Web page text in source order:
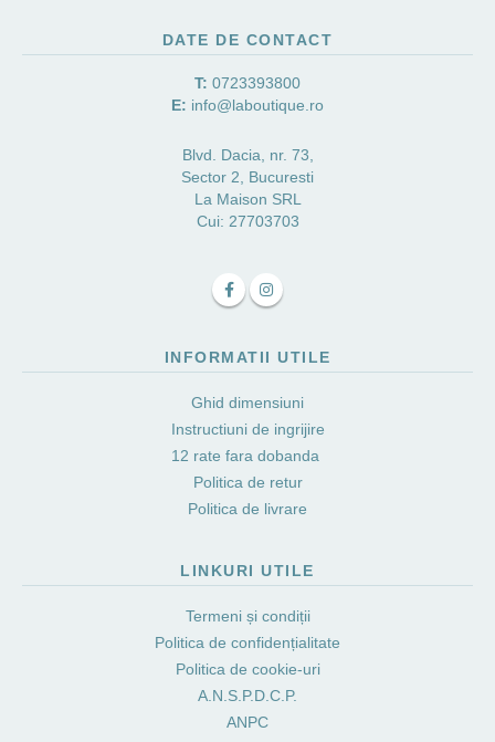
DATE DE CONTACT
T: 0723393800
E: info@laboutique.ro
Blvd. Dacia, nr. 73,
Sector 2, Bucuresti
La Maison SRL
Cui: 27703703
INFORMATII UTILE
Ghid dimensiuni
Instructiuni de ingrijire
12 rate fara dobanda
Politica de retur
Politica de livrare
LINKURI UTILE
Termeni și condiții
Politica de confidențialitate
Politica de cookie-uri
A.N.S.P.D.C.P.
ANPC